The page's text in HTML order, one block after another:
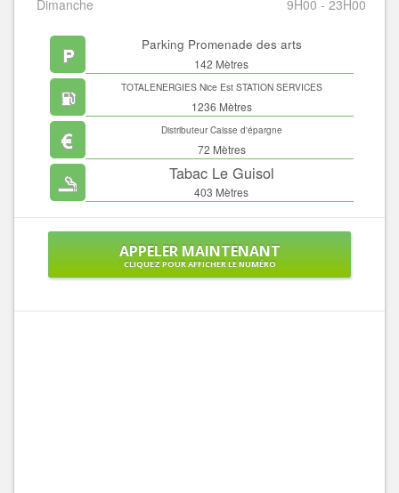
Dimanche 9H00 - 23H00
Parking Promenade des arts
142 Mètres
TOTALENERGIES Nice Est STATION SERVICES
1236 Mètres
Distributeur Caisse d'épargne
72 Mètres
Tabac Le Guisol
403 Mètres
APPELER MAINTENANT
CLIQUEZ POUR AFFICHER LE NUMÉRO